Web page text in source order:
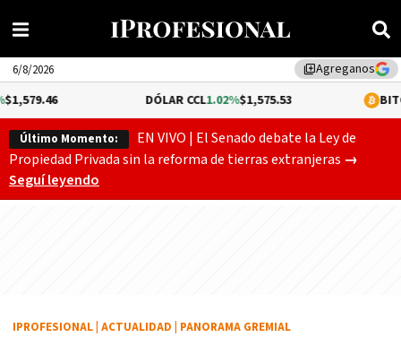
library_addAgreganos
6/8/2026
1.02%$1,575.53 -0.08%
Último Momento:
EN VIVO | El Senado debate la Ley de
Propiedad Privada sin la reforma de tierras extranjeras →
Seguí leyendo
IPROFESIONAL ACTUALIDAD PANORAMA GREMIAL